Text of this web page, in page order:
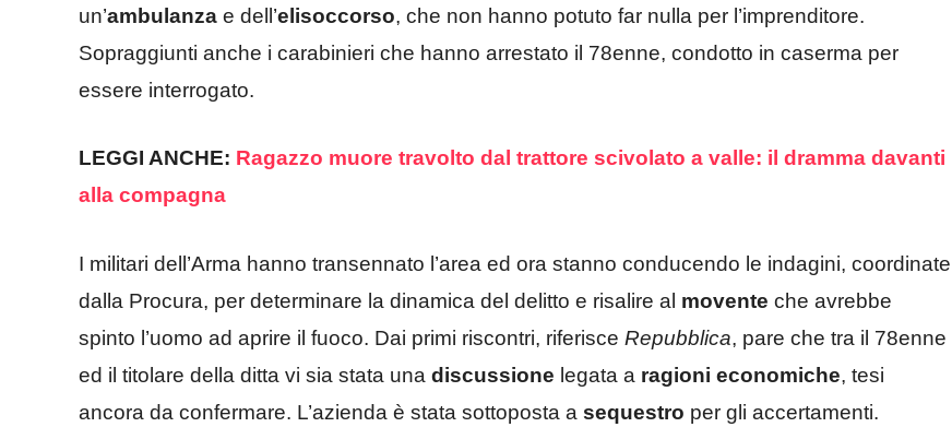
un’ambulanza e dell’elisoccorso, che non hanno potuto far nulla per l’imprenditore.
Sopraggiunti anche i carabinieri che hanno arrestato il 78enne, condotto in caserma per
essere interrogato.
LEGGI ANCHE: Ragazzo muore travolto dal trattore scivolato a valle: il dramma davanti
alla compagna
I militari dell’Arma hanno transennato l’area ed ora stanno conducendo le indagini, coordinate
dalla Procura, per determinare la dinamica del delitto e risalire al movente che avrebbe
spinto l’uomo ad aprire il fuoco. Dai primi riscontri, riferisce Repubblica, pare che tra il 78enne
ed il titolare della ditta vi sia stata una discussione legata a ragioni economiche, tesi
ancora da confermare. L’azienda è stata sottoposta a sequestro per gli accertamenti.